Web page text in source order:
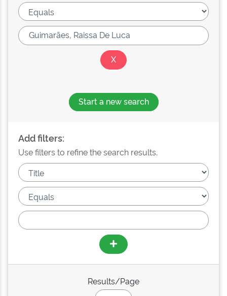
Start a new search
Add filters:
Use filters to refine the search results.
Results/Page